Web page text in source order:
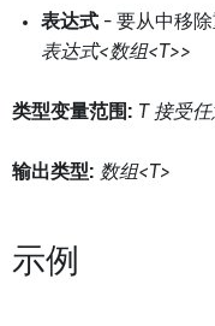
表达式 - 要从中移除
表达式<数组<T>>
类型变量范围: T 接受
输出类型: 数组<T>
示例